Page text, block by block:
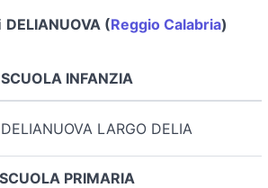
DELIANUOVA (Reggio Calabria)
SCUOLA INFANZIA
DELIANUOVA LARGO DELIA
SCUOLA PRIMARIA